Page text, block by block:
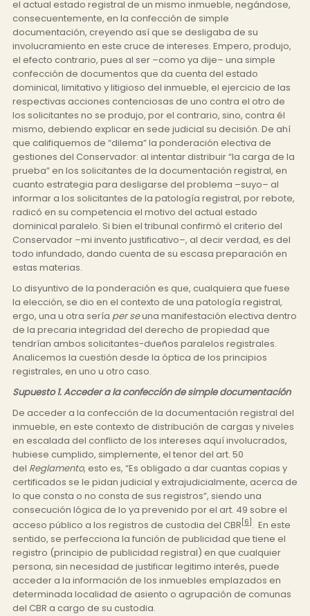
el actual estado registral de un mismo inmueble, negándose,
consecuentemente, en la confección de simple
documentación, creyendo así que se desligaba de su
involucramiento en este cruce de intereses. Empero, produjo,
el efecto contrario, pues al ser –como ya dije– una simple
confección de documentos que da cuenta del estado
dominical, limitativo y litigioso del inmueble, el ejercicio de las
respectivas acciones contenciosas de uno contra el otro de
los solicitantes no se produjo, por el contrario, sino, contra él
mismo, debiendo explicar en sede judicial su decisión. De ahí
que califiquemos de “dilema” la ponderación electiva de
gestiones del Conservador: al intentar distribuir “la carga de la
prueba” en los solicitantes de la documentación registral, en
cuanto estrategia para desligarse del problema –suyo– al
informar a los solicitantes de la patología registral, por rebote,
radicó en su competencia el motivo del actual estado
dominical paralelo. Si bien el tribunal confirmó el criterio del
Conservador –mi invento justificativo–, al decir verdad, es del
todo infundado, dando cuenta de su escasa preparación en
estas materias.
Lo disyuntivo de la ponderación es que, cualquiera que fuese
la elección, se dio en el contexto de una patología registral,
ergo, una u otra sería per seuna manifestación electiva dentro
de la precaria integridad del derecho de propiedad que
tendrían ambos solicitantes-dueños paralelos registrales.
Analicemos la cuestión desde la óptica de los principios
registrales, en uno u otro caso.
Supuesto 1. Acceder a la confección de simple documentación
De acceder a la confección de la documentación registral del
inmueble, en este contexto de distribución de cargas y niveles
en escalada del conflicto de los intereses aquí involucrados,
hubiese cumplido, simplemente, el tenor del art. 50
del Reglamento, esto es, “Es obligado a dar cuantas copias y
certificados se le pidan judicial y extrajudicialmente, acerca de
lo que consta o no consta de sus registros”, siendo una
consecución lógica de lo ya prevenido por el art. 49 sobre el
acceso público a los registros de custodia del CBR [6] . En este
sentido, se perfecciona la función de publicidad que tiene el
registro (principio de publicidad registral) en que cualquier
persona, sin necesidad de justificar legitimo interés, puede
acceder a la información de los inmuebles emplazados en
determinada localidad de asiento o agrupación de comunas
del CBR a cargo de su custodia.